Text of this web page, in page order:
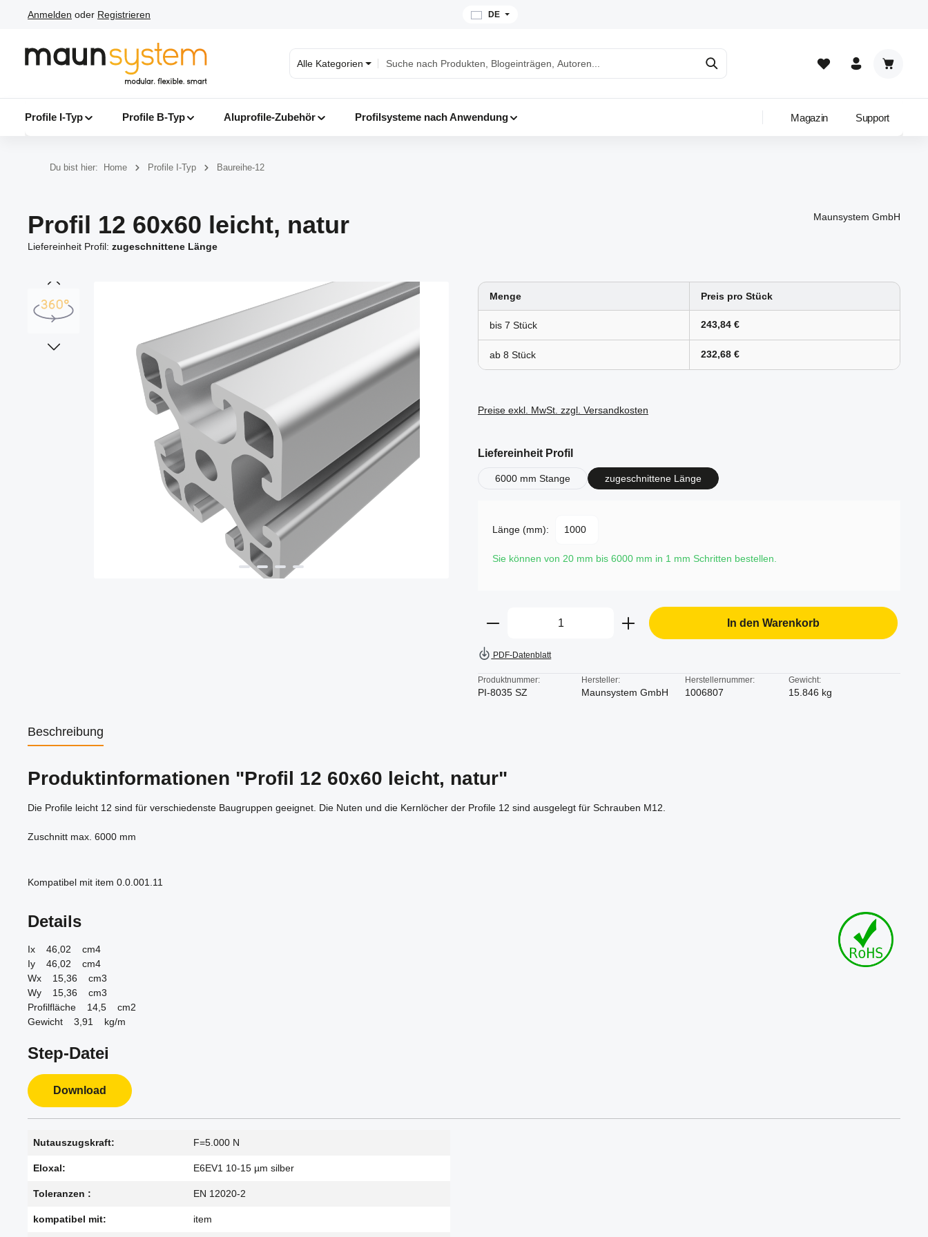
Hauptinhalt springen
Zur Suche springen
Zur Hauptnavigation springen
Anmelden oder Registrieren DE
Alle Kategorien
Profile I-Typ Profile B-Typ Aluprofile-Zubehör Profilsysteme nach Anwendung Magazin Support
Du bist hier: Home Profile I-Typ Baureihe-12
Profil 12 60x60 leicht, natur
Liefereinheit Profil: zugeschnittene Länge
Maunsystem GmbH
Menge Preis pro Stück
bis 7 243,84 €
ab 8 232,68 €
Preise exkl. MwSt. zzgl. Versandkosten
Liefereinheit Profilauswählen
6000 mm Stange zugeschnittene Länge
Länge (mm):
Sie können von 20 mm bis 6000 mm in 1 mm Schritten bestellen.
Produkt Anzahl: Gib den gewünschten Wert ein oder
In den Warenkorb
PDF-Datenblatt
Produktnummer:
PI-8035 SZ
Hersteller:
Maunsystem GmbH
Herstellernummer:
1006807
Gewicht:
15.846 kg
Beschreibung
Produktinformationen "Profil 12 60x60 leicht, natur"
Die Profile leicht 12 sind für verschiedenste Baugruppen geeignet. Die Nuten und die Kernlöcher der Profile 12 sind ausgelegt für Schrauben M12.
Zuschnitt max. 6000 mm
Kompatibel mit item 0.0.001.11
Details
Ix 46,02 cm4
Iy 46,02 cm4
Wx 15,36 cm3
Wy 15,36 cm3
Profilfläche 14,5 cm2
Gewicht 3,91 kg/m
Step-Datei
Download
Nutauszugskraft: F=5.000 N
Eloxal: E6EV1 10-15 µm silber
Toleranzen : EN 12020-2
kompatibel mit: item